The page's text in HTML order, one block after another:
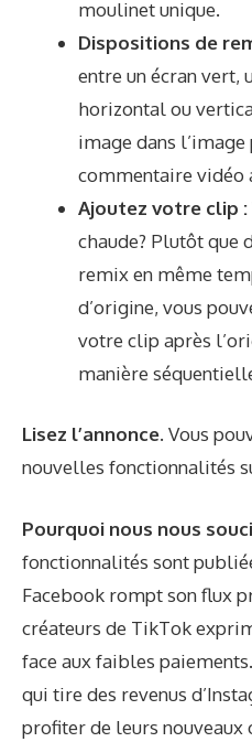
moulinet unique.
Dispositions de
entre un écran vert,
horizontal ou
image dans
commentaire vidéo
Ajoutez votre clip :
chaude? Plutôt que
remix en même
d’origine, vous
votre clip après
manière
Lisez l’annonce. Vous
nouvelles fonctionnalités
Pourquoi nous nous
fonctionnalités sont
Facebook rompt son flux
créateurs de TikTok
face aux faibles
qui tire des revenus
profiter de leurs nouveaux